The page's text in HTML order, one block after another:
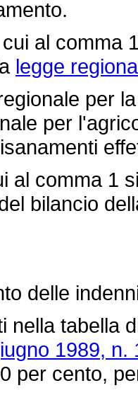
al comma
legge
per la
per
comma 1
bilancio
delle
tabella
1989, n.
per cento,